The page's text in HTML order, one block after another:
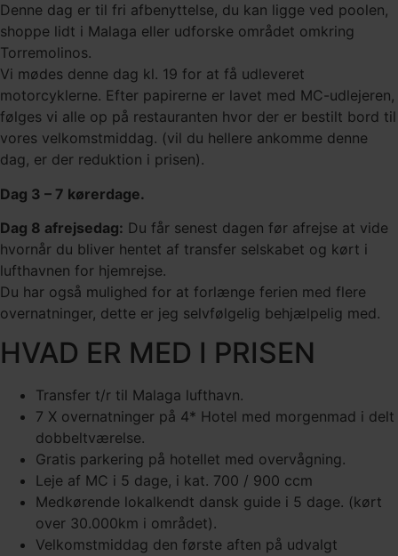
Denne dag er til fri afbenyttelse, du kan ligge ved poolen,
shoppe lidt i Malaga eller udforske området omkring
Torremolinos.
Vi mødes denne dag kl. 19 for at få udleveret
motorcyklerne. Efter papirerne er lavet med MC-udlejeren,
følges vi alle op på restauranten hvor der er bestilt bord til
vores velkomstmiddag. (vil du hellere ankomme denne
dag, er der reduktion i prisen).
Dag 3 – 7 kørerdage.
Dag 8 afrejsedag: Du får senest dagen før afrejse at vide
hvornår du bliver hentet af transfer selskabet og kørt i
lufthavnen for hjemrejse.
Du har også mulighed for at forlænge ferien med flere
overnatninger, dette er jeg selvfølgelig behjælpelig med.
HVAD ER MED I PRISEN
Transfer t/r til Malaga lufthavn.
7 X overnatninger på 4* Hotel med morgenmad i delt
dobbeltværelse.
Gratis parkering på hotellet med overvågning.
Leje af MC i 5 dage, i kat. 700 / 900 ccm
Medkørende lokalkendt dansk guide i 5 dage. (kørt
over 30.000km i området).
Velkomstmiddag den første aften på udvalgt